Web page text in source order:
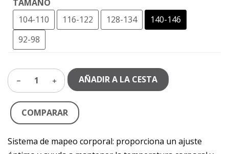
TAMAÑO
104-110
116-122 128-134
140-146
92-98
1 AÑADIR A LA CESTA
COMPARAR
Sistema de mapeo corporal: proporciona un ajuste